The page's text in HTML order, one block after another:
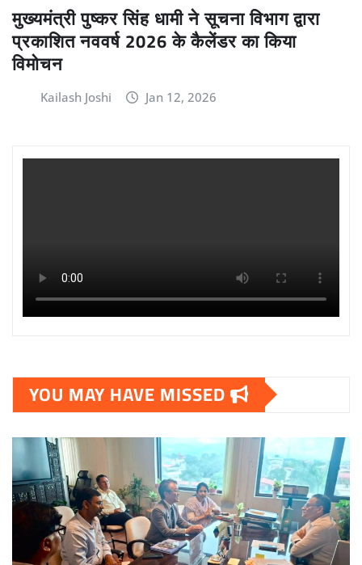
मुख्यमंत्री पुष्कर सिंह धामी ने सूचना विभाग द्वारा
प्रकाशित नववर्ष 2026 के कैलेंडर का किया
विमोचन
Kailash Joshi Jan 12, 2026
YOU MAY HAVE MISSED